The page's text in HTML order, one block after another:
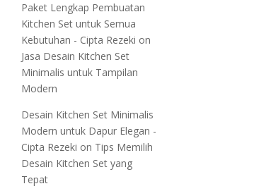
Paket Lengkap Pembuatan
Kitchen Set untuk Semua
Kebutuhan - Cipta Rezeki on
Jasa Desain Kitchen Set
Minimalis untuk Tampilan
Modern
Desain Kitchen Set Minimalis
Modern untuk Dapur Elegan -
Cipta Rezeki on Tips Memilih
Desain Kitchen Set yang
Tepat